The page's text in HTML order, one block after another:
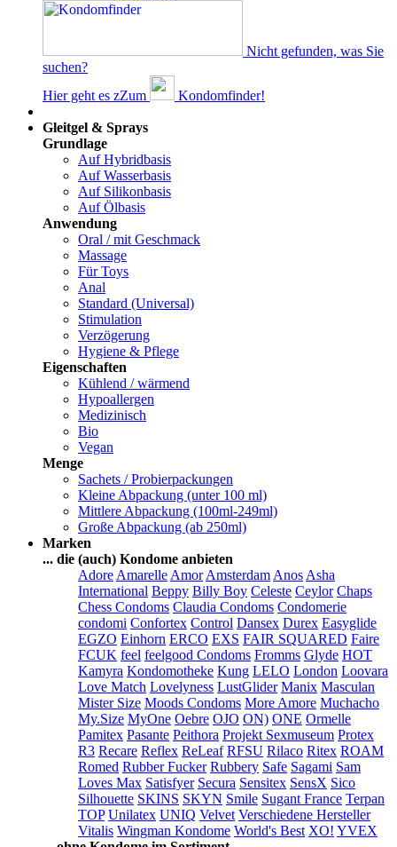
Nicht gefunden, was Sie
suchen?
Hier geht es zZum
Kondomfinder!
Gleitgel & Sprays
Grundlage
Auf Hybridbasis
Auf Wasserbasis
Auf Silikonbasis
Auf Ölbasis
Anwendung
Oral / mit Geschmack
Massage
Für Toys
Anal
Standard (Universal)
Stimulation
Verzögerung
Hygiene & Pflege
Eigenschaften
Kühlend / wärmend
Hypoallergen
Medizinisch
Bio
Vegan
Menge
Sachets / Probierpackungen
Kleine Abpackung (unter 100 ml)
Mittlere Abpackung (100ml-249ml)
Große Abpackung (ab 250ml)
Marken
... die (auch) Kondome anbieten
Adore Amarelle Amor Amsterdam Anos Asha
International Beppy Billy Boy Celeste Ceylor Chaps
Chess Condoms Claudia Condoms Condomerie
condomi Confortex Control Dansex Durex Easyglide
EGZO Einhorn ERCO EXS FAIR SQUARED Faire
FCUK feel feelgood Condoms Fromms Glyde HOT
Kamyra Kondomotheke Kung LELO London Loovara
Love Match Lovelyness LustGlider Manix Masculan
Mister Size Moods Condoms More Amore Muchacho
My.Size MyOne Oebre OJO ON) ONE Ormelle
Pamitex Pasante Peithora Projekt Sexmuseum Protex
R3 Recare Reflex ReLeaf RFSU Rilaco Ritex ROAM
Romed Rubber Fucker Rubbery Safe Sagami Sam
Loves Max Satisfyer Secura Sensitex SensX Sico
Silhouette SKINS SKYN Smile Sugant France Terpan
TOP Unilatex UNIQ Velvet Verschiedene Hersteller
Vitalis Wingman Kondome World's Best XO! YVEX